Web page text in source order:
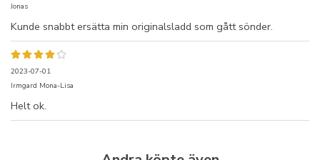
Jonas
Kunde snabbt ersätta min originalsladd som gått sönder.
2023-07-01
Irmgard Mona-Lisa
Helt ok.